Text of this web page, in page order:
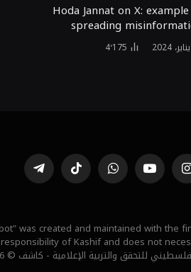
Hoda Jannat on X:
spreading
4٬175
الانستغراميوتيوب واتساب تيكتوك تيلقرام
was created and maintained with the
of Kashif and does not
للتحقق والتربية الإعلامية - كاشف © 2026